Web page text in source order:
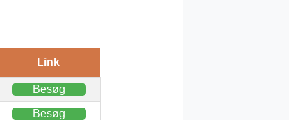
Link
Besøg
Besøg